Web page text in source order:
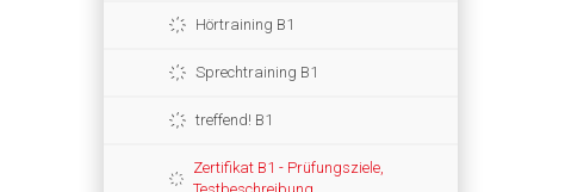
Hörtraining B1
Sprechtraining B1
treffend! B1
Zertifikat B1 - Prüfungsziele,